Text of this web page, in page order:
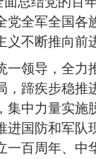
全军全国
不断推向前
领导，全
蹄疾步稳
中力量实
国防和军
百周年、中